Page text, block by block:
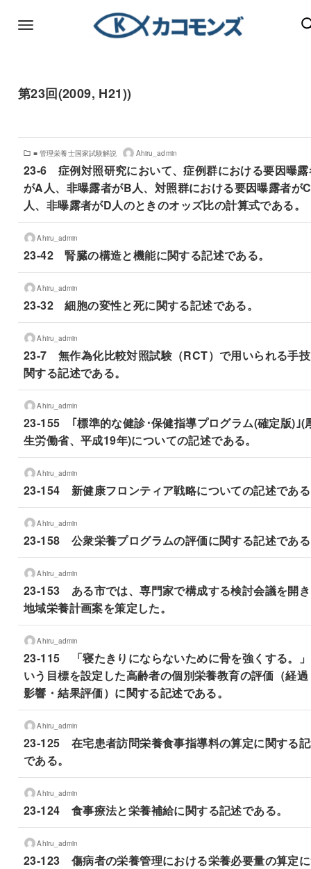
第23回(2009, H21))
■ 管理栄養士国家試験解説 Ahiru_admin
23-6 症例対照研究において、症例群における要因曝
がA人、非曝露者がB人、対照群における要因曝露者がC
人、非曝露者がD人のときのオッズ比の計算式である。
Ahiru_admin
23-42 腎臓の構造と機能に関する記述である。
Ahiru_admin
23-32 細胞の変性と死に関する記述である。
Ahiru_admin
23-7 無作為化比較対照試験（RCT）で用いられる手
関する記述である。
Ahiru_admin
23-155 ｢標準的な健診･保健指導プログラム(確定版)｣(
生労働省、平成19年)についての記述である。
Ahiru_admin
23-154 新健康フロンティア戦略についての記述であ
Ahiru_admin
23-158 公衆栄養プログラムの評価に関する記述であ
Ahiru_admin
23-153 ある市では、専門家で構成する検討会議を開
地域栄養計画案を策定した。
Ahiru_admin
23-115 「寝たきりにならないために骨を強くする。
いう目標を設定した高齢者の個別栄養教育の評価（経過
影響・結果評価）に関する記述である。
Ahiru_admin
23-125 在宅患者訪問栄養食事指導料の算定に関する
である。
Ahiru_admin
23-124 食事療法と栄養補給に関する記述である。
Ahiru_admin
23-123 傷病者の栄養管理における栄養必要量の算定